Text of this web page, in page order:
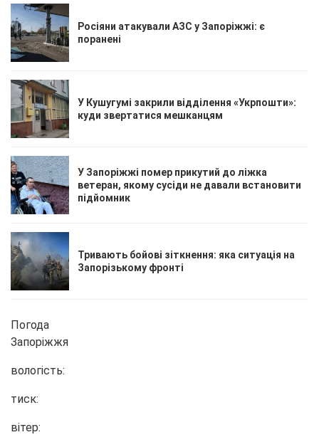
Росіяни атакували АЗС у Запоріжжі: є
поранені
У Кушугумі закрили відділення «Укрпошти»:
куди звертатися мешканцям
У Запоріжжі помер прикутий до ліжка
ветеран, якому сусіди не давали встановити
підйомник
Тривають бойові зіткнення: яка ситуація на
Запорізькому фронті
Погода
Запоріжжя
вологість:
тиск:
вітер: